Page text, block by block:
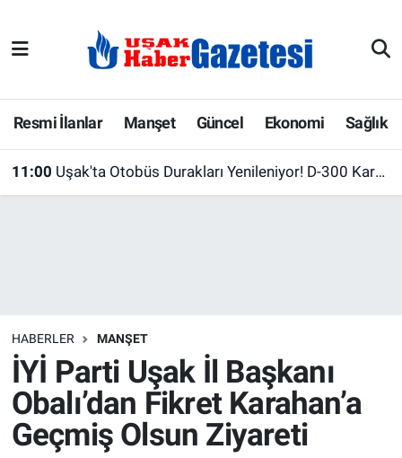
Resmi İlanlar Manşet Güncel Ekonomi Sağlık
11:00 Uşak'ta Otobüs Durakları Yenileniyor! D-300 Karayolu'nda Çalışmalar Devam Ediyor
HABERLER MANŞET
İYİ Parti Uşak İl Başkanı
Obalı’dan Fikret Karahan’a
Geçmiş Olsun Ziyareti
E-Gazete
Ekonomi
Köşe Yazarları
Kültür Sanat
Manşet
Uşak Hava Durumu
Uşak Trafik Yoğunluk Haritası